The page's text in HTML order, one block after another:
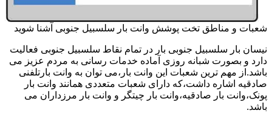
شعبات و مناطق تخت پوشش وانت بار سلسبیل جنوبی آشنا شوید
نیسان بار سلسبیل جنوبی بار در تمام نقاط سلسبیل جنوبی فعالیت
دارد و بصورت شبانه روزی آماده خدمات رسانی به مردم عزیز می
باشد.از مهم ترین شعبات این وانت بار،می توان به وانت بارتلفنی
صادقیه اشاره داشت،که دارای شعبات متعددی همانند وانت بار
پونک،وانت بار صادقیه،وانت بار چیتگر و وانت بار مرزداران می
باشد.